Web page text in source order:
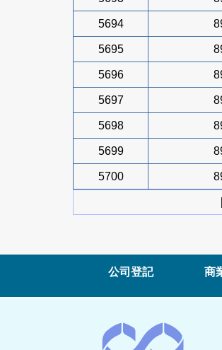
5694
5695
5696
5697
5698
5699
5700
公司登記 商